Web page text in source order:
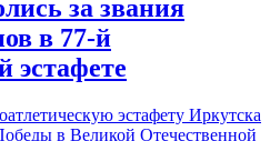
за звания
в 77-й
эстафете
эстафету Иркутска
в Великой Отечественной